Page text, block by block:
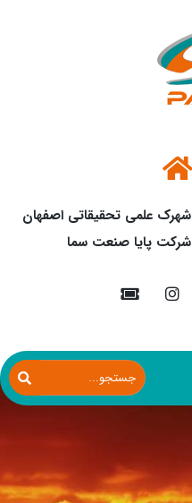
شهرک علمی تحقیقاتی اصفهان
شرکت پایا صنعت سما